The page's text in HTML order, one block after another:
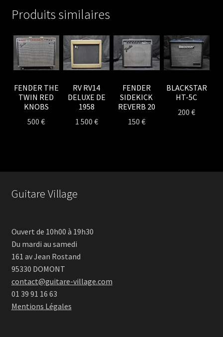
Produits similaires
FENDER THE
TWIN RED
KNOBS
500€
RV RV14
DELUXE DE
1958
1 500 €
FENDER
SIDEKICK
REVERB 20
150 €
BLACKSTAR
HT-5C
200€
Guitare Village
Ouvert de 10h00 à 19h30
Du mardi au samedi
161 av Jean Rostand
95330 DOMONT
contact@guitare-village.com
01 39 91 16 63
Mentions Légales